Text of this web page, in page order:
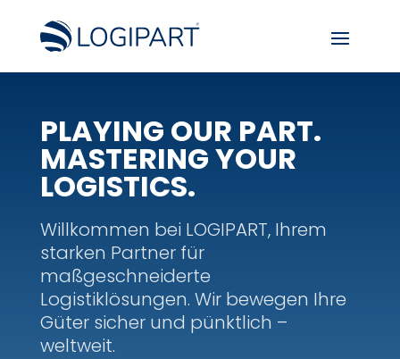
PLAYING OUR PART.
MASTERING YOUR
LOGISTICS.
Willkommen bei LOGIPART, Ihrem
starken Partner für
maßgeschneiderte
Logistiklösungen. Wir bewegen Ihre
Güter sicher und pünktlich –
weltweit.